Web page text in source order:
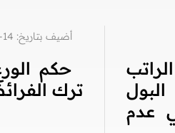
عدم
أضيف بتاريخ: 14-06-2011
حكم
ترك